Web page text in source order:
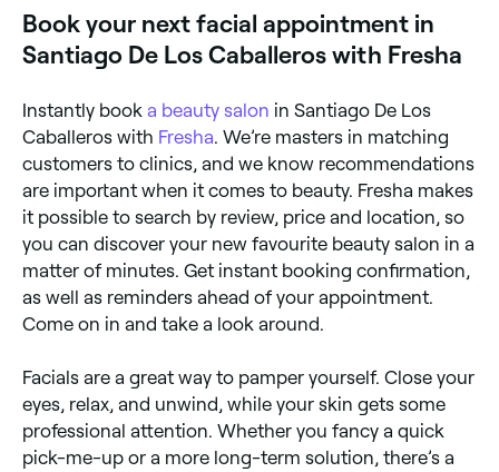
Book your next facial appointment in
Santiago De Los Caballeros with Fresha
Instantly book a beauty salon in Santiago De Los
Caballeros with Fresha . We’re masters in matching
customers to clinics, and we know recommendations
are important when it comes to beauty. Fresha makes
it possible to search by review, price and location, so
you can discover your new favourite beauty salon in a
matter of minutes. Get instant booking confirmation,
as well as reminders ahead of your appointment.
Come on in and take a look around.
Facials are a great way to pamper yourself. Close your
eyes, relax, and unwind, while your skin gets some
professional attention. Whether you fancy a quick
pick-me-up or a more long-term solution, there’s a